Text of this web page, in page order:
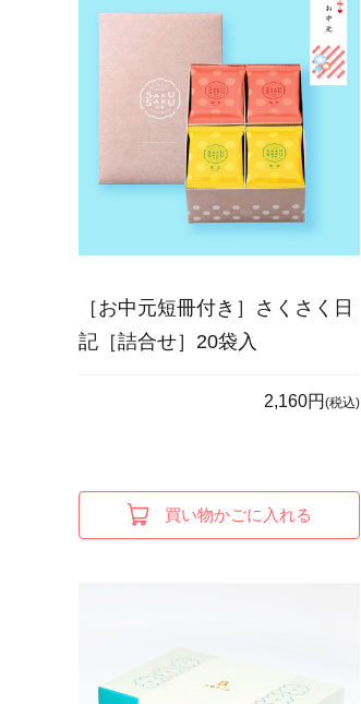
［お中元短冊付き］さくさく日
記［詰合せ］20袋入
2,160円 (税込)
買い物かごに入れる